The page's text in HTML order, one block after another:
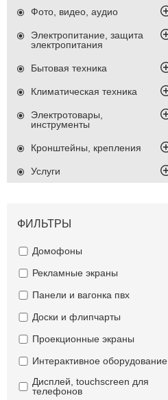
Фото, видео, аудио
Электропитание, защита
электропитания
Бытовая техника
Климатическая техника
Электротовары,
инструменты
Кронштейны, крепления
Услуги
ФИЛЬТРЫ
Домофоны
Рекламные экраны
Панели и вагонка пвх
Доски и флипчарты
Проекционные экраны
Интерактивное оборудование
Дисплей, touchscreen для
телефонов